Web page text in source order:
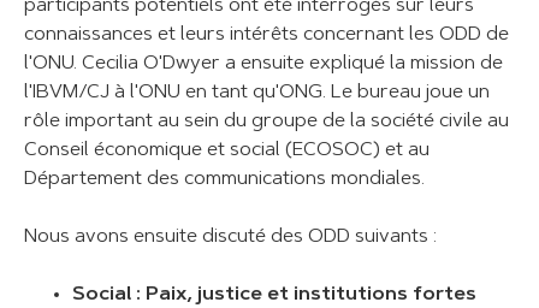
participants potentiels ont été interrogés sur leurs
connaissances et leurs intérêts concernant les ODD de
l'ONU. Cecilia O'Dwyer a ensuite expliqué la mission de
l'IBVM/CJ à l'ONU en tant qu'ONG. Le bureau joue un
rôle important au sein du groupe de la société civile au
Conseil économique et social (ECOSOC) et au
Département des communications mondiales.
Nous avons ensuite discuté des ODD suivants :
Social : Paix, justice et institutions fortes